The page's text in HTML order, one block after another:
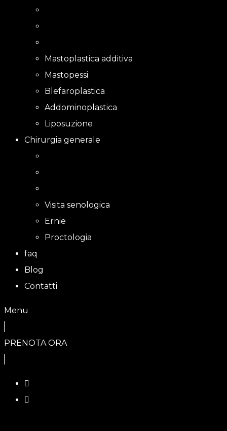
Mastoplastica additiva
Mastopessi
Blefaroplastica
Addominoplastica
Liposuzione
Chirurgia generale
Visita senologica
Ernie
Proctologia
faq
Blog
Contatti
Menu
PRENOTA ORA